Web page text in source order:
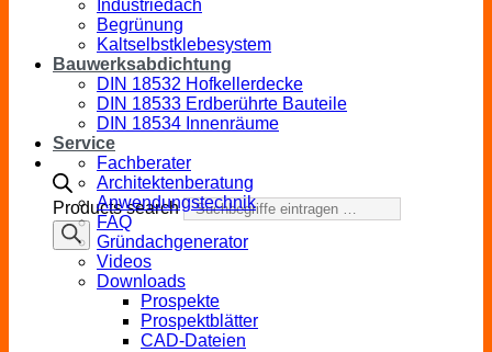
Products search
Industriedach
Begrünung
Kaltselbstklebesystem
Bauwerksabdichtung
DIN 18532 Hofkellerdecke
DIN 18533 Erdberührte Bauteile
DIN 18534 Innenräume
Service
Fachberater
Architektenberatung
Anwendungstechnik
FAQ
Gründachgenerator
Videos
Downloads
Prospekte
Prospektblätter
CAD-Dateien